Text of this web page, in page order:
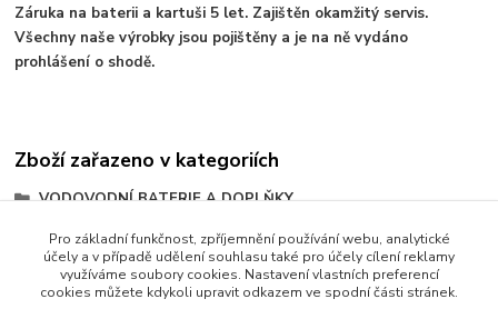
Záruka na baterii a kartuši 5 let. Zajištěn okamžitý servis.
Všechny naše výrobky jsou pojištěny a je na ně vydáno
prohlášení o shodě.
Zboží zařazeno v kategoriích
VODOVODNÍ BATERIE A DOPLŇKY
Baterie pákové
série PICCOLO
Pro základní funkčnost, zpříjemnění používání webu, analytické
účely a v případě udělení souhlasu také pro účely cílení reklamy
využíváme soubory cookies. Nastavení vlastních preferencí
cookies můžete kdykoli upravit odkazem ve spodní části stránek.